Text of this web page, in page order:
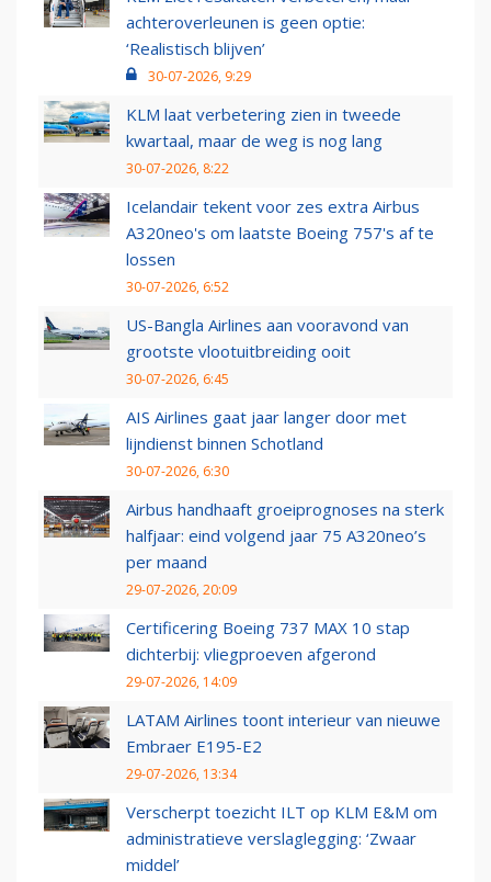
achteroverleunen is geen optie:
‘Realistisch blijven’
30-07-2026, 9:29
KLM laat verbetering zien in tweede
kwartaal, maar de weg is nog lang
30-07-2026, 8:22
Icelandair tekent voor zes extra Airbus
A320neo's om laatste Boeing 757's af te
lossen
30-07-2026, 6:52
US-Bangla Airlines aan vooravond van
grootste vlootuitbreiding ooit
30-07-2026, 6:45
AIS Airlines gaat jaar langer door met
lijndienst binnen Schotland
30-07-2026, 6:30
Airbus handhaaft groeiprognoses na sterk
halfjaar: eind volgend jaar 75 A320neo’s
per maand
29-07-2026, 20:09
Certificering Boeing 737 MAX 10 stap
dichterbij: vliegproeven afgerond
29-07-2026, 14:09
LATAM Airlines toont interieur van nieuwe
Embraer E195-E2
29-07-2026, 13:34
Verscherpt toezicht ILT op KLM E&M om
administratieve verslaglegging: ‘Zwaar
middel’